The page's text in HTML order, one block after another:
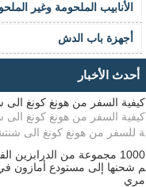
الأنابيب الملحومة وغير
أجهزة باب الدش
أحدث الأخبار
كيفية السفر من هونغ كونغ
كيفية السفر من هونغ كونغ
ة للسفر من هونغ كونغ الى
1000 مجموعة من الدرابزين
م شحنها إلى مستودع أمازون في
مري